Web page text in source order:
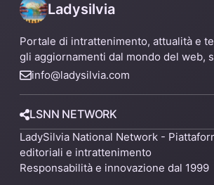
Ladysilvia
Portale di intrattenimento, attualità e
gli aggiornamenti dal mondo del web,
info@ladysilvia.com
LSNN NETWORK
LadySilvia National Network -
editoriali e intrattenimento
Responsabilità e innovazione dal 1999